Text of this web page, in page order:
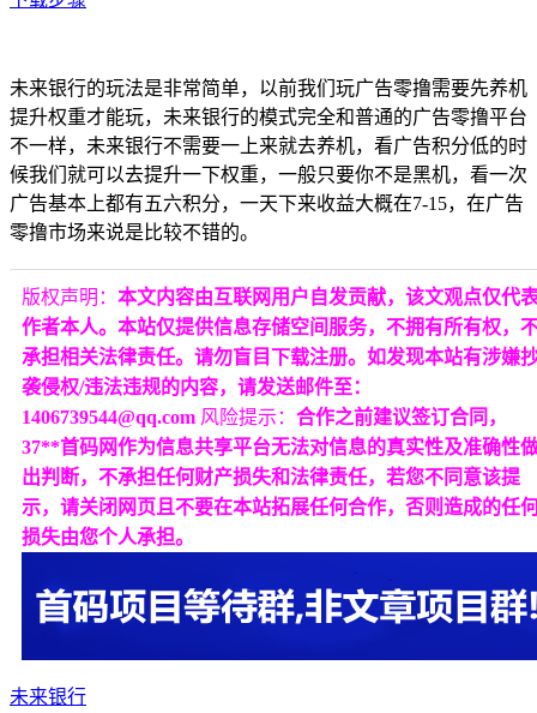
未来银行的玩法是非常简单，以前我们玩广告零撸需要先养机
提升权重才能玩，未来银行的模式完全和普通的广告零撸平台
不一样，未来银行不需要一上来就去养机，看广告积分低的时
候我们就可以去提升一下权重，一般只要你不是黑机，看一次
广告基本上都有五六积分，一天下来收益大概在7-15，在广告
零撸市场来说是比较不错的。
版权声明： 本文内容由互联网用户自发贡献，该文观点仅代
作者本人。本站仅提供信息存储空间服务，不拥有所有权，
承担相关法律责任。请勿盲目下载注册。如发现本站有涉嫌
袭侵权/违法违规的内容，请发送邮件至：
1406739544@qq.com 风险提示： 合作之前建议签订合同，
37**首码网作为信息共享平台无法对信息的真实性及准确性
出判断，不承担任何财产损失和法律责任，若您不同意该提
示，请关闭网页且不要在本站拓展任何合作，否则造成的任
损失由您个人承担。
未来银行